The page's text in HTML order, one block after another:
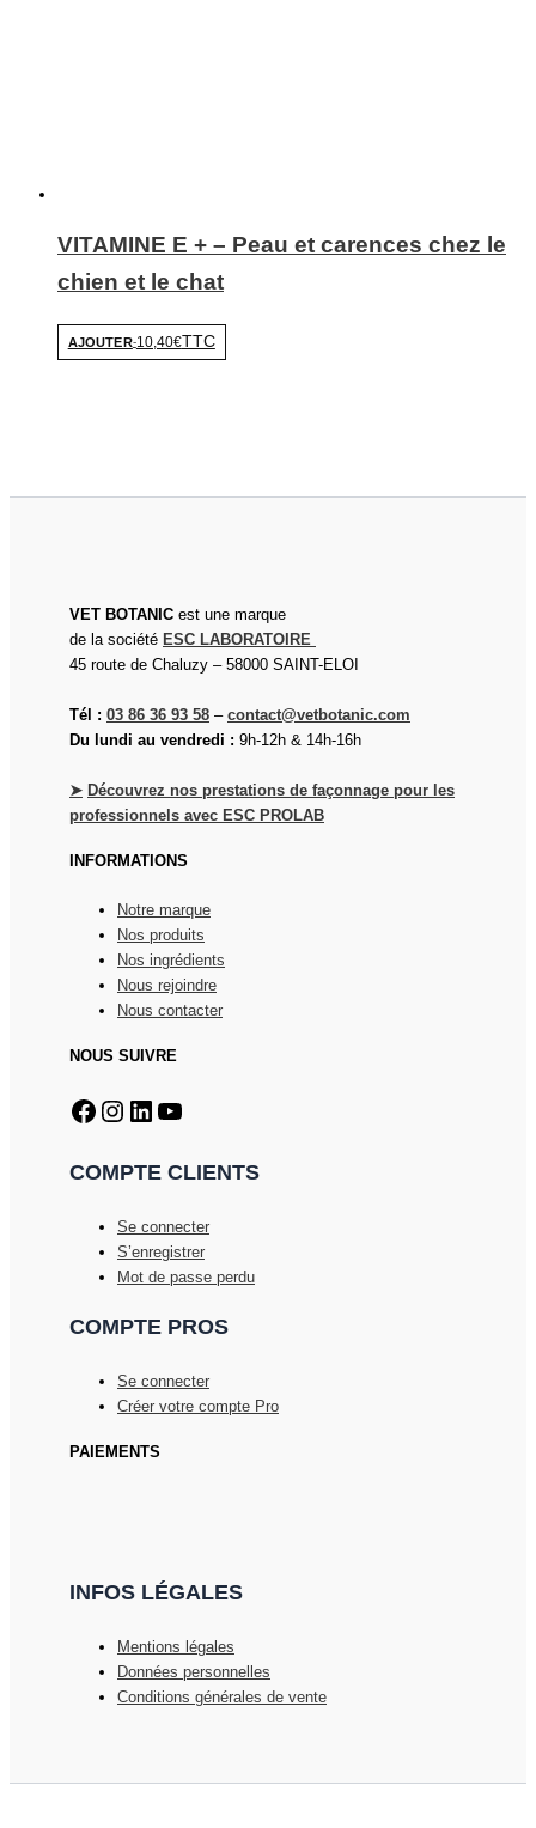
VITAMINE E + – Peau et carences chez le
chien et le chat
AJOUTER-10,40€TTC
VET BOTANIC est une marque
de la société ESC LABORATOIRE
45 route de Chaluzy – 58000 SAINT-ELOI
Tél : 03 86 36 93 58 – contact@vetbotanic.com
Du lundi au vendredi : 9h-12h & 14h-16h
➤ Découvrez nos prestations de façonnage pour les
professionnels avec ESC PROLAB
INFORMATIONS
Notre marque
Nos produits
Nos ingrédients
Nous rejoindre
Nous contacter
NOUS SUIVRE
Facebook
Instagram
LinkedIn
YouTube
COMPTE CLIENTS
Se connecter
S’enregistrer
Mot de passe perdu
COMPTE PROS
Se connecter
Créer votre compte Pro
PAIEMENTS
INFOS LÉGALES
Mentions légales
Données personnelles
Conditions générales de vente